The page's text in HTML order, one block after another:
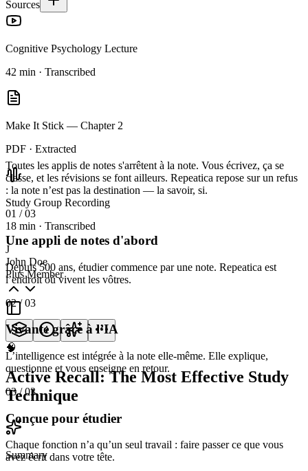
Sources
Cognitive Psychology Lecture
42 min · Transcribed
Make It Stick — Chapter 2
PDF · Extracted
Study Group Recording
18 min · Transcribed
J
John Doe
Plus Member
🧠
Active Recall: The Most Effective Study
Technique
Summary
Toutes les applis de notes s'arrêtent à la note. Vous écrivez, ça se
classe, et les révisions se font ailleurs. Repeatica repose sur un refus
: la note n’est pas la destination — la savoir, si.
01 / 03
Une appli de notes d'abord
Depuis 500 ans, étudier commence par une note. Repeatica est
l’endroit où vivent les vôtres.
02/ 03
Vivante grâce à l’IA
L’intelligence est intégrée à la note elle-même. Elle explique,
questionne et vous enseigne en retour.
03/ 03
Conçue pour étudier
Chaque fonction n’a qu’un seul travail : faire passer ce que vous
avez écrit dans votre tête.